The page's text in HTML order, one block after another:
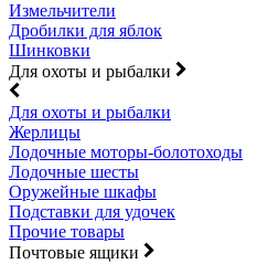
Измельчители
Дробилки для яблок
Шинковки
Для охоты и рыбалки
Для охоты и рыбалки
Жерлицы
Лодочные моторы-болотоходы
Лодочные шесты
Оружейные шкафы
Подставки для удочек
Прочие товары
Почтовые ящики